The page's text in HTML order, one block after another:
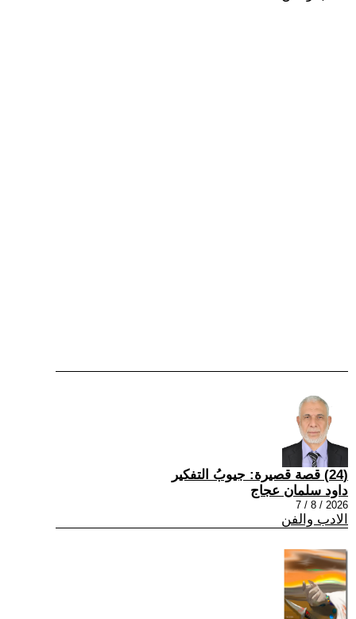
(24) قصة قصيرة: جيوبُ التفكير
داود سلمان عجاج
2026 / 8 / 7
الادب والفن